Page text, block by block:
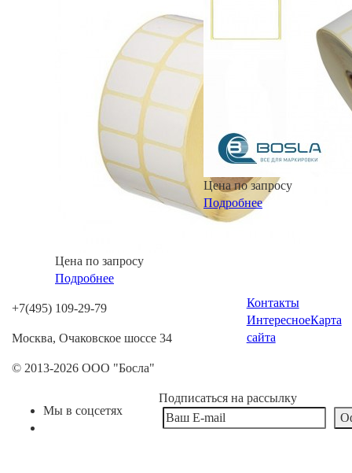
Цена по запросу
Подробнее
Цена по запросу
Подробнее
+7(495) 109-29-79
Москва, Очаковское шоссе 34
© 2013-2026 ООО "Босла"
Контакты
ИнтересноеКарта
сайта
Мы в соцсетях
Подписаться на рассылку